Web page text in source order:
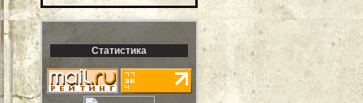
Статистика